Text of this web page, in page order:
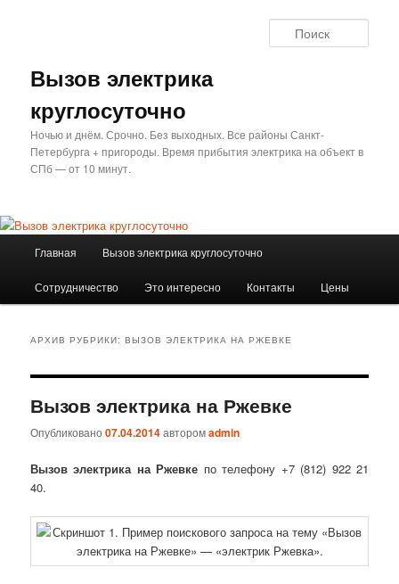
Вызов электрика
круглосуточно
Ночью и днём. Срочно. Без выходных. Все районы Санкт-
Петербурга + пригороды. Время прибытия электрика на объект в
СПб — от 10 минут.
Главная Вызов электрика круглосуточно
Сотрудничество Это интересно Контакты Цены
АРХИВ РУБРИКИ:ВЫЗОВ ЭЛЕКТРИКА НА РЖЕВКЕ
Вызов электрика на Ржевке
Опубликовано07.04.2014авторомadmin
Вызов электрика на Ржевке по телефону +7 (812) 922 21
40.